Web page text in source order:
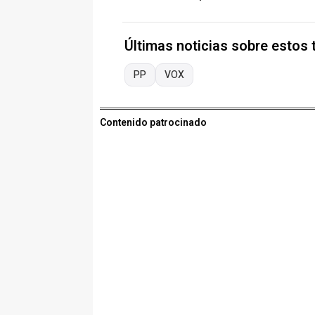
Últimas noticias sobre estos
PP VOX
Contenido patrocinado